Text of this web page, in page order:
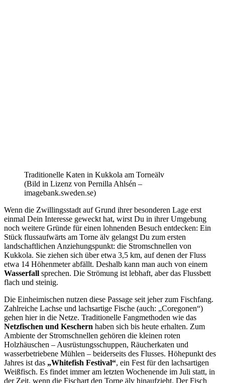
Traditionelle Katen in Kukkola am Torneälv
(Bild in Lizenz von Pernilla Ahlsén –
imagebank.sweden.se)
Wenn die Zwillingsstadt auf Grund ihrer besonderen Lage erst
einmal Dein Interesse geweckt hat, wirst Du in ihrer Umgebung
noch weitere Gründe für einen lohnenden Besuch entdecken: Ein
Stück flussaufwärts am Torne älv gelangst Du zum ersten
landschaftlichen Anziehungspunkt: die Stromschnellen von
Kukkola. Sie ziehen sich über etwa 3,5 km, auf denen der Fluss
etwa 14 Höhenmeter abfällt. Deshalb kann man auch von einem
Wasserfall sprechen. Die Strömung ist lebhaft, aber das Flussbett
flach und steinig.
Die Einheimischen nutzen diese Passage seit jeher zum Fischfang.
Zahlreiche Lachse und lachsartige Fische (auch: „Coregonen“)
gehen hier in die Netze. Traditionelle Fangmethoden wie das
Netzfischen und Keschern haben sich bis heute erhalten. Zum
Ambiente der Stromschnellen gehören die kleinen roten
Holzhäuschen – Ausrüstungsschuppen, Räucherkaten und
wasserbetriebene Mühlen – beiderseits des Flusses. Höhepunkt des
Jahres ist das „Whitefish Festival“, ein Fest für den lachsartigen
Weißfisch. Es findet immer am letzten Wochenende im Juli statt, in
der Zeit, wenn die Fischart den Torne älv hinaufzieht. Der Fisch